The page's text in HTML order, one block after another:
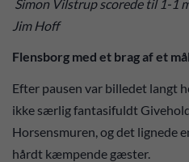
Simon Vilstrup scorede til 1-1
Jim Hoff
Flensborg med et brag af et mål
Efter pausen var billedet langt
ikke særlig fantasifuldt
Horsensmuren, og det lignede
hårdt kæmpende gæster.